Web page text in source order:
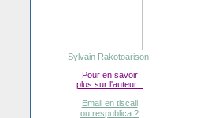
Sylvain Rakotoarison
Pour en savoir
plus sur l'auteur...
Email en tiscali
ou respublica ?